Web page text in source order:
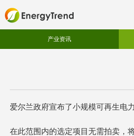
产业资讯
爱尔兰政府宣布了小规模可再生电
在此范围内的选定项目无需拍卖，